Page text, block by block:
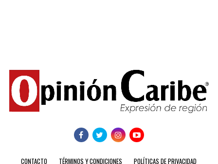
CONTACTO TÉRMINOS Y CONDICIONES POLÍTICAS DE PRIVACIDAD